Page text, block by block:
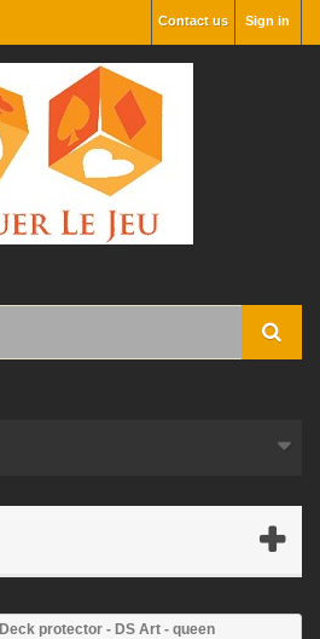
Sign in
Contact us
Deck protector - DS Art - queen